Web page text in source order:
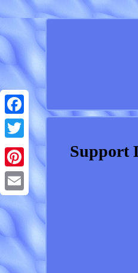
Facebook
Twitter
Pinterest
Email
Support